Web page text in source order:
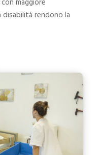
disabilità rendono la